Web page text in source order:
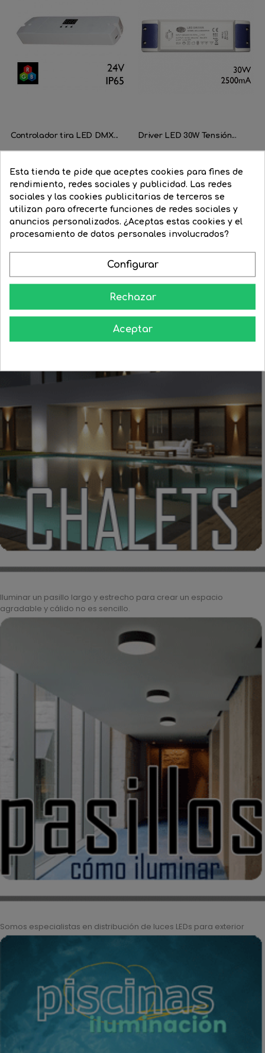
Controlador tira LED DMX...
regular
COMPRAR  
Driver LED 30W Tensión...
regular
COMPRAR 
Aprende como darle a tu casa todo el esplendor en las noches
Iluminar un pasillo largo y estrecho para crear un espacio
agradable y cálido no es sencillo.
Somos especialistas en distribución de luces LEDs para exterior
Esta tienda te pide que aceptes cookies para fines de
rendimiento, redes sociales y publicidad. Las redes
sociales y las cookies publicitarias de terceros se
utilizan para ofrecerte funciones de redes sociales y
anuncios personalizados. ¿Aceptas estas cookies y el
procesamiento de datos personales involucrados?
Configurar
Rechazar
Aceptar